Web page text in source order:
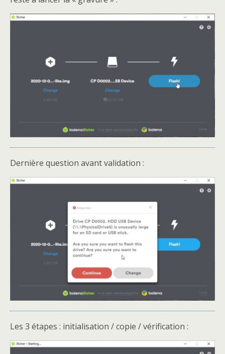
Dernière question avant validation :
Les 3 étapes : initialisation / copie / vérification :